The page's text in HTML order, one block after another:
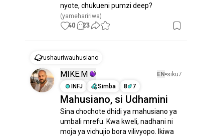
nyote, chukueni pumzi deep?
(yamehaririwa)
40 23
ushauriwauhusiano
MIKE.M EN siku7
INFJ
Simba 8 7
Mahusiano, si Udhamini
Sina chochote dhidi ya mahusiano ya
umbali mrefu. Kwa kweli, nadhani ni
moja ya vichujio bora vilivyopo. Ikiwa